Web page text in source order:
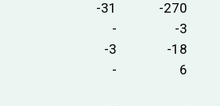
-31 -270
- -3
-3 -18
- 6